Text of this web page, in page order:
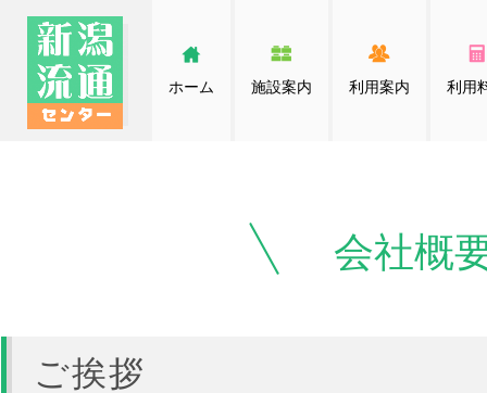
ホーム 施設案内 利用案内 利用
会社概
ご挨拶